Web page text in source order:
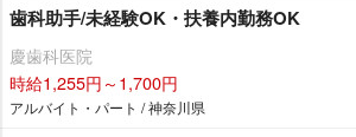
歯科助手/未経験OK・扶養内勤務OK
慶歯科医院
時給1,255円～1,700円
アルバイト・パート / 神奈川県